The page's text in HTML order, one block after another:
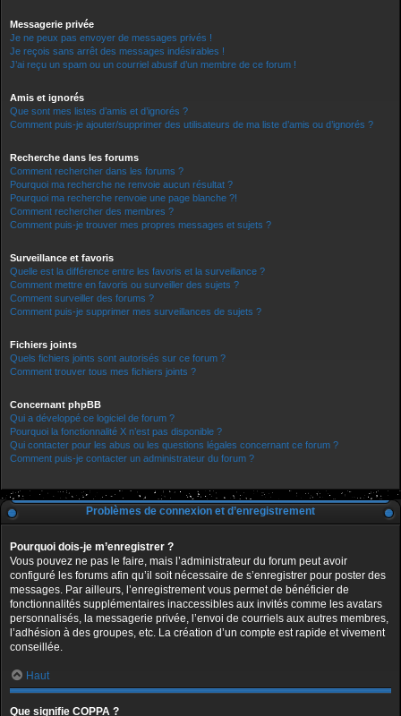
Messagerie privée
Je ne peux pas envoyer de messages privés !
Je reçois sans arrêt des messages indésirables !
J’ai reçu un spam ou un courriel abusif d’un membre de ce forum !
Amis et ignorés
Que sont mes listes d’amis et d’ignorés ?
Comment puis-je ajouter/supprimer des utilisateurs de ma liste d’amis ou d’ignorés ?
Recherche dans les forums
Comment rechercher dans les forums ?
Pourquoi ma recherche ne renvoie aucun résultat ?
Pourquoi ma recherche renvoie une page blanche ?!
Comment rechercher des membres ?
Comment puis-je trouver mes propres messages et sujets ?
Surveillance et favoris
Quelle est la différence entre les favoris et la surveillance ?
Comment mettre en favoris ou surveiller des sujets ?
Comment surveiller des forums ?
Comment puis-je supprimer mes surveillances de sujets ?
Fichiers joints
Quels fichiers joints sont autorisés sur ce forum ?
Comment trouver tous mes fichiers joints ?
Concernant phpBB
Qui a développé ce logiciel de forum ?
Pourquoi la fonctionnalité X n’est pas disponible ?
Qui contacter pour les abus ou les questions légales concernant ce forum ?
Comment puis-je contacter un administrateur du forum ?
Problèmes de connexion et d’enregistrement
Pourquoi dois-je m’enregistrer ?
Vous pouvez ne pas le faire, mais l’administrateur du forum peut avoir
configuré les forums afin qu’il soit nécessaire de s’enregistrer pour poster des
messages. Par ailleurs, l’enregistrement vous permet de bénéficier de
fonctionnalités supplémentaires inaccessibles aux invités comme les avatars
personnalisés, la messagerie privée, l’envoi de courriels aux autres membres,
l’adhésion à des groupes, etc. La création d’un compte est rapide et vivement
conseillée.
Haut
Que signifie COPPA ?